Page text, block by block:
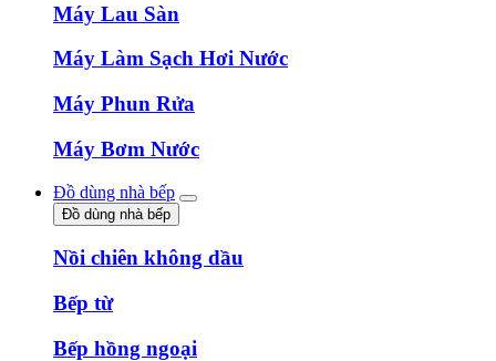
Máy Lau Sàn
Máy Làm Sạch Hơi Nước
Máy Phun Rửa
Máy Bơm Nước
Đồ dùng nhà bếp
Đồ dùng nhà bếp
Nồi chiên không dầu
Bếp từ
Bếp hồng ngoại